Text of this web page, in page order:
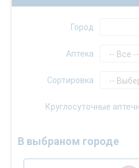
Город
Аптека -- Все --
Сортировка
Круглосуточные
В выбраном городе